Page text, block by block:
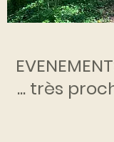
... très